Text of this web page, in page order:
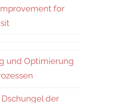
for
und Optimierung
der